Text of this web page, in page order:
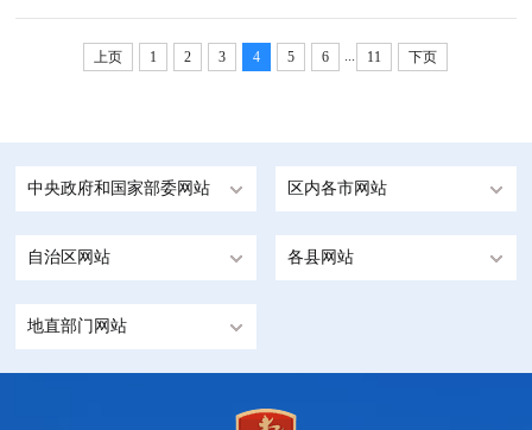
上页 1 2 3 4 5 6 11 下页
中央政府和国家部委网站 区内各市网站
自治区网站 各县网站
地直部门网站